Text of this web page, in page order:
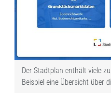
Der Stadtplan enthält viele
Beispiel eine Übersicht über